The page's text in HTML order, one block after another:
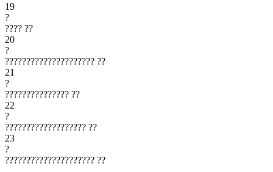
19
?
???? ??
20
?
????????????????????? ??
21
?
??????????????? ??
22
?
??????????????????? ??
23
?
????????????????????? ??